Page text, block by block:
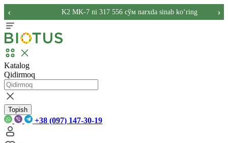
K2 MK-7 ni 317 556 сўм narxda sinab ko‘ring
‹ ›
Katalog
Qidirmoq
Topish
+38 (097) 147-30-19